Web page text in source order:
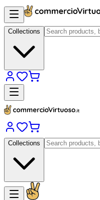
Collections
Collections